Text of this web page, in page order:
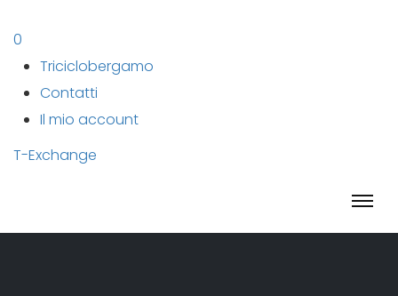
0
Triciclobergamo
Contatti
Il mio account
T-Exchange